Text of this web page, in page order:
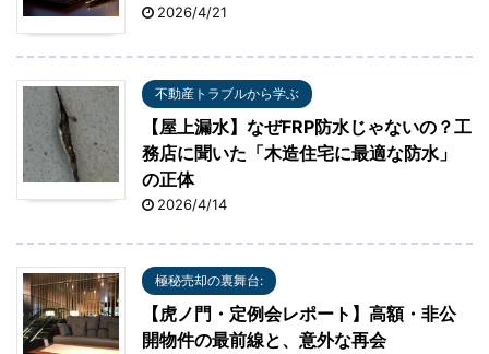
2026/4/21
不動産トラブルから学ぶ
【屋上漏水】なぜFRP防水じゃないの？工
務店に聞いた「木造住宅に最適な防水」
の正体
2026/4/14
極秘売却の裏舞台:
【虎ノ門・定例会レポート】高額・非公
開物件の最前線と、意外な再会